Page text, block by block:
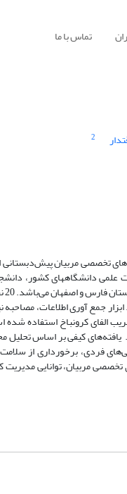
تماس با ما
2
تخصصی مربیان
دانشگاههای کشور،
انتخاب شده است. ابزار جمع آوری
الفای کرونباخ استفاده
مشخص گردید که پایایی ویژگی‌های فردی 86/0 و توانمندیهای
فردی، برخورداری از
مربیان، توانایی